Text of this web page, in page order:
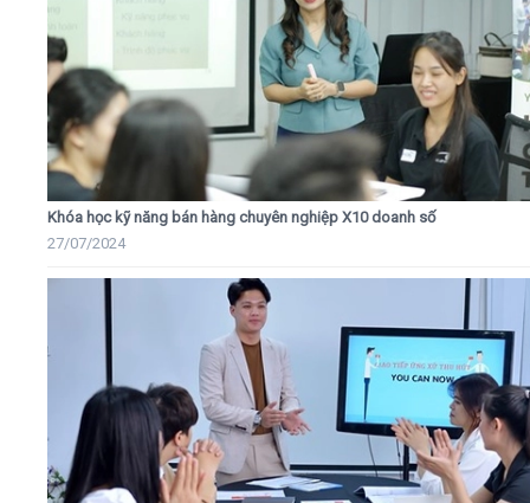
Khóa học kỹ năng bán hàng chuyên nghiệp X10 doanh số
27/07/2024